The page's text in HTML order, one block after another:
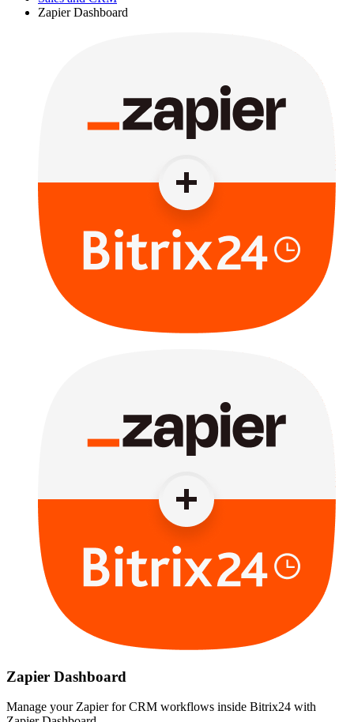
Zapier Dashboard
Zapier Dashboard
Manage your Zapier for CRM workflows inside Bitrix24 with